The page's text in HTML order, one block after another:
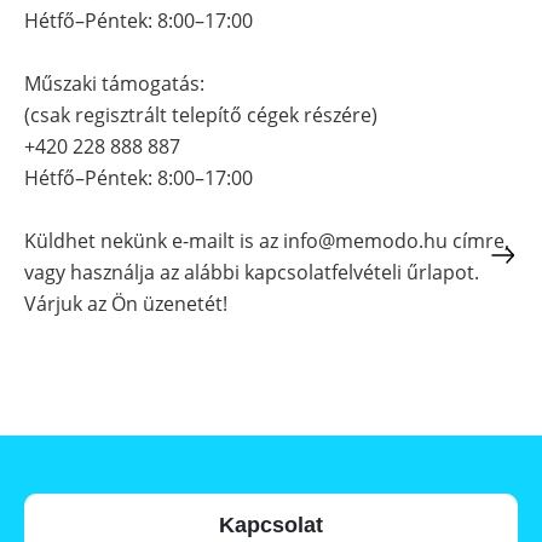
projects
Inverters
Mounting
E-
commercial
Wiki
Hétfő–Péntek: 8:00–17:00
Műszaki támogatás:
(csak regisztrált telepítő cégek részére)
+420 228 888 887
Hétfő–Péntek: 8:00–17:00
Küldhet nekünk e-mailt is az info@memodo.hu címre,
vagy használja az alábbi kapcsolatfelvételi űrlapot.
Várjuk az Ön üzenetét!
Kapcsolat